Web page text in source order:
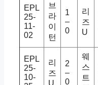
EPL
25-
11-
02
브
라
이
턴
1
–
0
리
즈
U
EPL
25-
10-
리
즈
U
2
–
0
웨
스
트